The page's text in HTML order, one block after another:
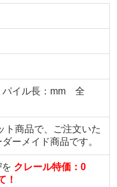
イル長：mm 全
ト商品で、ご注文いた
ーメイド商品です。
クレール特価：0
！